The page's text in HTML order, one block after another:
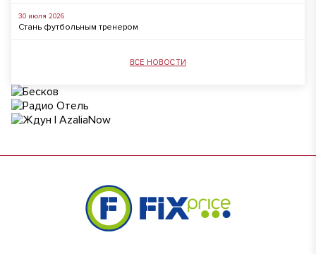
30 июля 2026
Стань футбольным тренером
ВСЕ НОВОСТИ